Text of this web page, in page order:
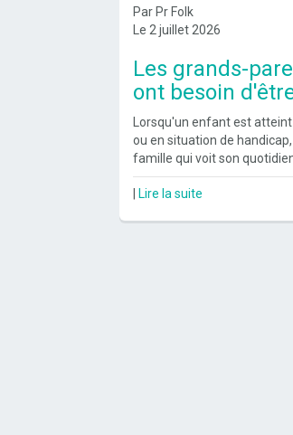
Par Pr Folk
Le 2 juillet 2026
Les grands-
ont besoin
Lorsqu'un enfant est
ou en situation de
famille qui voit son
Lire la suite